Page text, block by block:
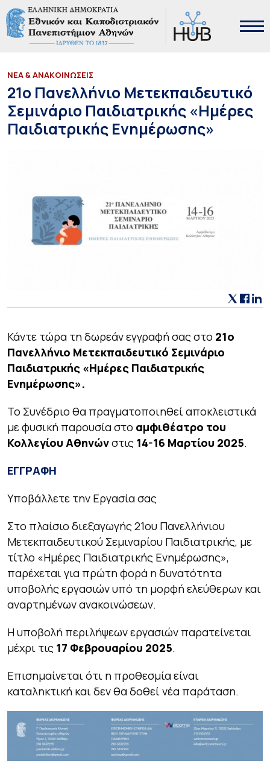
ΝΕΑ & ΑΝΑΚΟΙΝΩΣΕΙΣ
21ο Πανελλήνιο Μετεκπαιδευτικό
Σεμινάριο Παιδιατρικής «Ημέρες
Παιδιατρικής Ενημέρωσης»
Κάντε τώρα τη δωρεάν εγγραφή σας στο 21ο
Πανελλήνιο Μετεκπαιδευτικό Σεμινάριο
Παιδιατρικής «Ημέρες Παιδιατρικής
Ενημέρωσης».
Το Συνέδριο θα πραγματοποιηθεί αποκλειστικά
με φυσική παρουσία στο αμφιθέατρο του
Κολλεγίου Αθηνώνστις 14-16 Μαρτίου 2025.
ΕΓΓΡΑΦΗ
Υποβάλλετε την Εργασία σας
Στο πλαίσιο διεξαγωγής 21ου Πανελλήνιου
Μετεκπαιδευτικού Σεμιναρίου Παιδιατρικής, με
τίτλο «Ημέρες Παιδιατρικής Ενημέρωσης»,
παρέχεται για πρώτη φορά η δυνατότητα
υποβολής εργασιών υπό τη μορφή ελεύθερων και
αναρτημένων ανακοινώσεων.
Η υποβολή περιλήψεων εργασιών παρατείνεται
μέχρι τις 17 Φεβρουαρίου 2025.
Επισημαίνεται ότι η προθεσμία είναι
καταληκτική και δεν θα δοθεί νέα παράταση.